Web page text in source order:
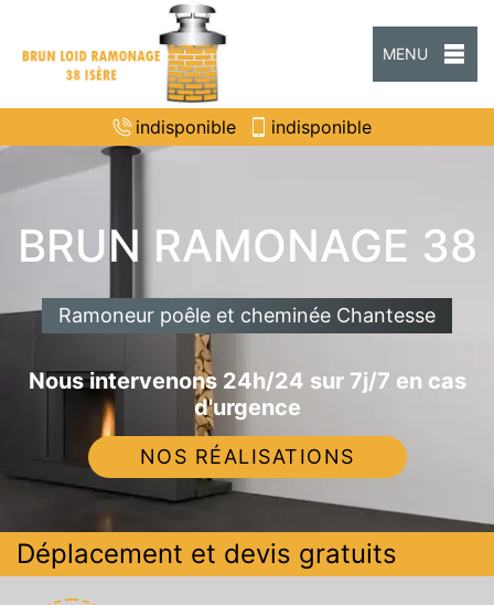
MENU
indisponible indisponible
BRUN RAMONAGE 38
Ramoneur poêle et cheminée Chantesse
Nous intervenons 24h/24 sur 7j/7 en cas
d'urgence
NOS RÉALISATIONS
Déplacement et devis gratuits